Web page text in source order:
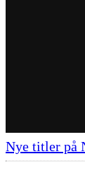
Nye titler på